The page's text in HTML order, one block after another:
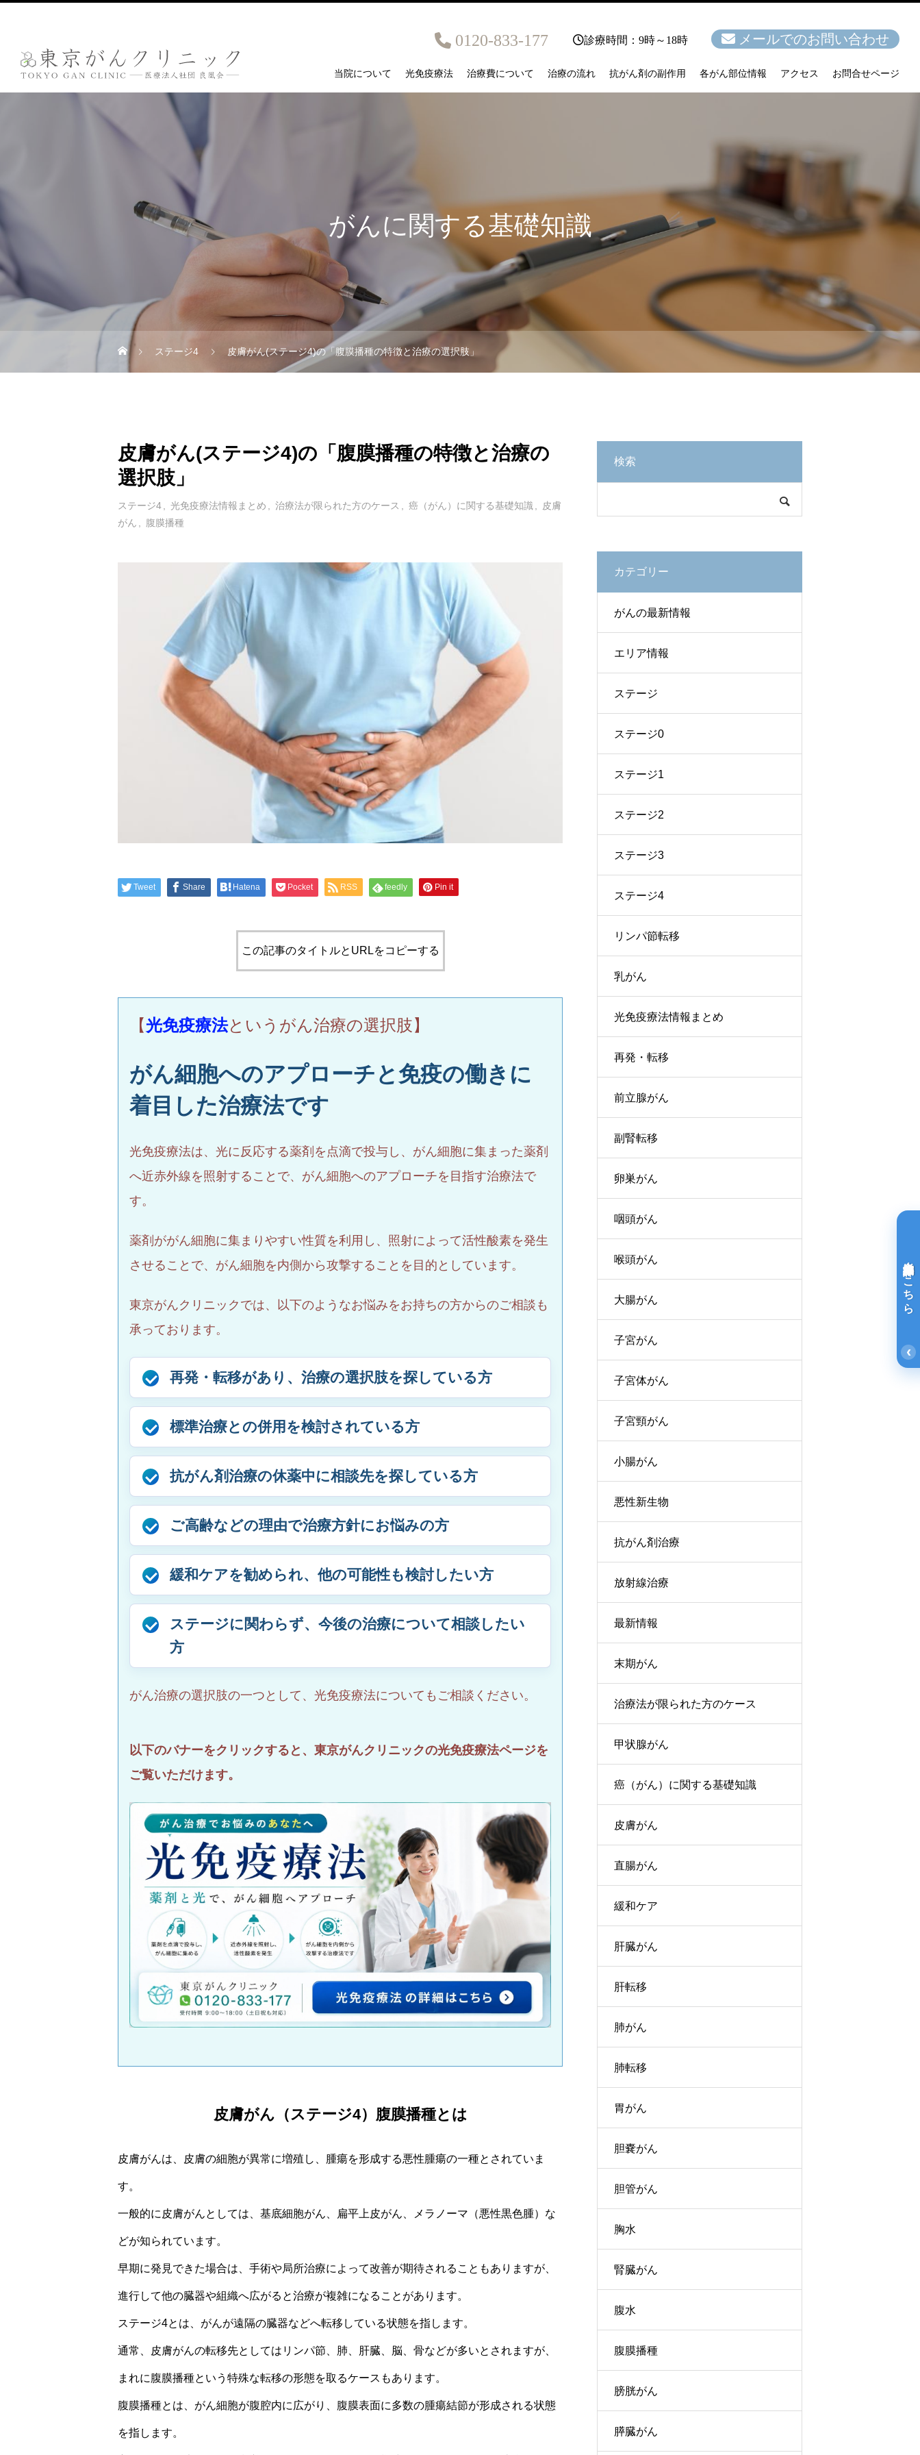
0120-833-177 診療時間：9時～18時 メールでのお問い合わせ
当院について 光免疫療法 治療費について 治療の流れ 抗がん剤の副作用 各がん部位情報 アクセス お問合せページ
がんに関する基礎知識
ステージ4 皮膚がん(ステージ4)の「腹膜播種の特徴と治療の選択肢」
皮膚がん(ステージ4)の「腹膜播種の特徴と治療の
選択肢」
ステージ4 光免疫療法情報まとめ 治療法が限られた方のケース 癌（がん）に関する基礎知識
皮膚
がん
腹膜播種
Tweet Share Hatena Pocket RSS feedly Pin it
この記事のタイトルとURLをコピーする
【光免疫療法というがん治療の選択肢】
がん細胞へのアプローチと免疫の働きに
着目した治療法です
光免疫療法は、光に反応する薬剤を点滴で投与し、がん細胞に集まった薬剤
へ近赤外線を照射することで、がん細胞へのアプローチを目指す治療法で
す。
薬剤ががん細胞に集まりやすい性質を利用し、照射によって活性酸素を発生
させることで、がん細胞を内側から攻撃することを目的としています。
東京がんクリニックでは、以下のようなお悩みをお持ちの方からのご相談も
承っております。
再発・転移があり、治療の選択肢を探している方
標準治療との併用を検討されている方
抗がん剤治療の休薬中に相談先を探している方
ご高齢などの理由で治療方針にお悩みの方
緩和ケアを勧められ、他の可能性も検討したい方
ステージに関わらず、今後の治療について相談したい
方
がん治療の選択肢の一つとして、光免疫療法についてもご相談ください。
以下のバナーをクリックすると、東京がんクリニックの光免疫療法ページを
ご覧いただけます。
皮膚がん（ステージ4）腹膜播種とは
皮膚がんは、皮膚の細胞が異常に増殖し、腫瘍を形成する悪性腫瘍の一種とされていま
す。
一般的に皮膚がんとしては、基底細胞がん、扁平上皮がん、メラノーマ（悪性黒色腫）な
どが知られています。
早期に発見できた場合は、手術や局所治療によって改善が期待されることもありますが、
進行して他の臓器や組織へ広がると治療が複雑になることがあります。
ステージ4とは、がんが遠隔の臓器などへ転移している状態を指します。
通常、皮膚がんの転移先としてはリンパ節、肺、肝臓、脳、骨などが多いとされますが、
まれに腹膜播種という特殊な転移の形態を取るケースもあります。
腹膜播種とは、がん細胞が腹腔内に広がり、腹膜表面に多数の腫瘍結節が形成される状態
を指します。
検索
カテゴリー
がんの最新情報
エリア情報
ステージ
ステージ0
ステージ1
ステージ2
ステージ3
ステージ4
リンパ節転移
乳がん
光免疫療法情報まとめ
再発・転移
前立腺がん
副腎転移
卵巣がん
咽頭がん
喉頭がん
大腸がん
子宮がん
子宮体がん
子宮頸がん
小腸がん
悪性新生物
抗がん剤治療
放射線治療
最新情報
末期がん
治療法が限られた方のケース
甲状腺がん
癌（がん）に関する基礎知識
皮膚がん
直腸がん
緩和ケア
肝臓がん
肝転移
肺がん
肺転移
胃がん
胆嚢がん
胆管がん
胸水
腎臓がん
腹水
腹膜播種
膀胱がん
膵臓がん
‹
光免疫療法詳細はこちら